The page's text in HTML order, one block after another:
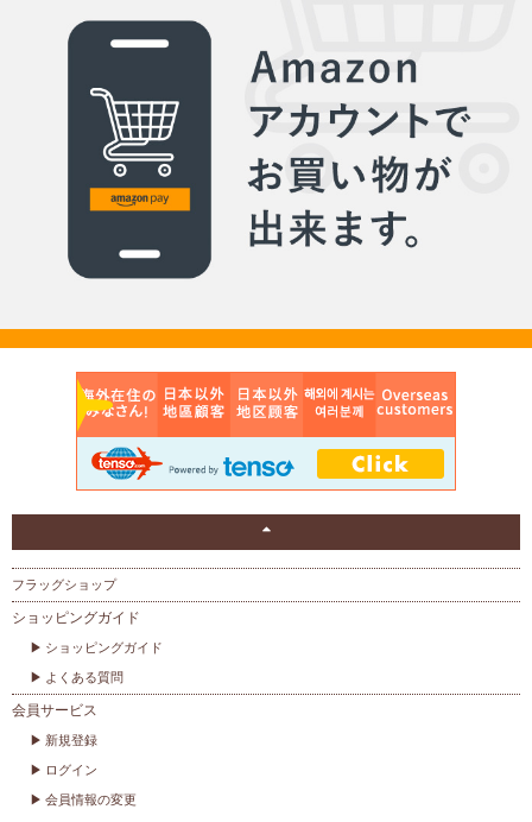
フラッグショップ
ショッピングガイド
ショッピングガイド
よくある質問
会員サービス
新規登録
ログイン
会員情報の変更